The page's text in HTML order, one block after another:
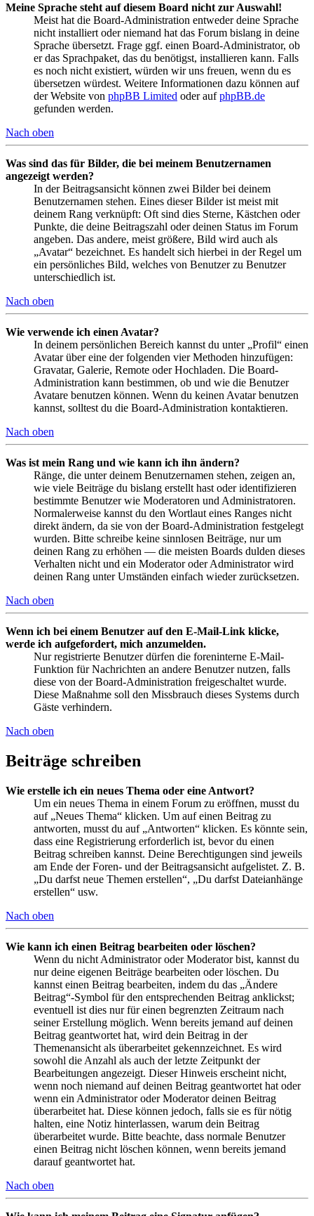
Meine Sprache steht auf diesem Board nicht zur Auswahl!
Meist hat die Board-Administration entweder deine Sprache
nicht installiert oder niemand hat das Forum bislang in deine
Sprache übersetzt. Frage ggf. einen Board-Administrator, ob
er das Sprachpaket, das du benötigst, installieren kann. Falls
es noch nicht existiert, würden wir uns freuen, wenn du es
übersetzen würdest. Weitere Informationen dazu können auf
der Website von phpBB Limited oder aufphpBB.de
gefunden werden.
Nach oben
Was sind das für Bilder, die bei meinem Benutzernamen
angezeigt werden?
In der Beitragsansicht können zwei Bilder bei deinem
Benutzernamen stehen. Eines dieser Bilder ist meist mit
deinem Rang verknüpft: Oft sind dies Sterne, Kästchen oder
Punkte, die deine Beitragszahl oder deinen Status im Forum
angeben. Das andere, meist größere, Bild wird auch als
„Avatar“ bezeichnet. Es handelt sich hierbei in der Regel um
ein persönliches Bild, welches von Benutzer zu Benutzer
unterschiedlich ist.
Nach oben
Wie verwende ich einen Avatar?
In deinem persönlichen Bereich kannst du unter „Profil“ einen
Avatar über eine der folgenden vier Methoden hinzufügen:
Gravatar, Galerie, Remote oder Hochladen. Die Board-
Administration kann bestimmen, ob und wie die Benutzer
Avatare benutzen können. Wenn du keinen Avatar benutzen
kannst, solltest du die Board-Administration kontaktieren.
Nach oben
Was ist mein Rang und wie kann ich ihn ändern?
Ränge, die unter deinem Benutzernamen stehen, zeigen an,
wie viele Beiträge du bislang erstellt hast oder identifizieren
bestimmte Benutzer wie Moderatoren und Administratoren.
Normalerweise kannst du den Wortlaut eines Ranges nicht
direkt ändern, da sie von der Board-Administration festgelegt
wurden. Bitte schreibe keine sinnlosen Beiträge, nur um
deinen Rang zu erhöhen — die meisten Boards dulden dieses
Verhalten nicht und ein Moderator oder Administrator wird
deinen Rang unter Umständen einfach wieder zurücksetzen.
Nach oben
Wenn ich bei einem Benutzer auf den E-Mail-Link klicke,
werde ich aufgefordert, mich anzumelden.
Nur registrierte Benutzer dürfen die foreninterne E-Mail-
Funktion für Nachrichten an andere Benutzer nutzen, falls
diese von der Board-Administration freigeschaltet wurde.
Diese Maßnahme soll den Missbrauch dieses Systems durch
Gäste verhindern.
Nach oben
Beiträge schreiben
Wie erstelle ich ein neues Thema oder eine Antwort?
Um ein neues Thema in einem Forum zu eröffnen, musst du
auf „Neues Thema“ klicken. Um auf einen Beitrag zu
antworten, musst du auf „Antworten“ klicken. Es könnte sein,
dass eine Registrierung erforderlich ist, bevor du einen
Beitrag schreiben kannst. Deine Berechtigungen sind jeweils
am Ende der Foren- und der Beitragsansicht aufgelistet. Z. B.
„Du darfst neue Themen erstellen“, „Du darfst Dateianhänge
erstellen“ usw.
Nach oben
Wie kann ich einen Beitrag bearbeiten oder löschen?
Wenn du nicht Administrator oder Moderator bist, kannst du
nur deine eigenen Beiträge bearbeiten oder löschen. Du
kannst einen Beitrag bearbeiten, indem du das „Ändere
Beitrag“-Symbol für den entsprechenden Beitrag anklickst;
eventuell ist dies nur für einen begrenzten Zeitraum nach
seiner Erstellung möglich. Wenn bereits jemand auf deinen
Beitrag geantwortet hat, wird dein Beitrag in der
Themenansicht als überarbeitet gekennzeichnet. Es wird
sowohl die Anzahl als auch der letzte Zeitpunkt der
Bearbeitungen angezeigt. Dieser Hinweis erscheint nicht,
wenn noch niemand auf deinen Beitrag geantwortet hat oder
wenn ein Administrator oder Moderator deinen Beitrag
überarbeitet hat. Diese können jedoch, falls sie es für nötig
halten, eine Notiz hinterlassen, warum dein Beitrag
überarbeitet wurde. Bitte beachte, dass normale Benutzer
einen Beitrag nicht löschen können, wenn bereits jemand
darauf geantwortet hat.
Nach oben